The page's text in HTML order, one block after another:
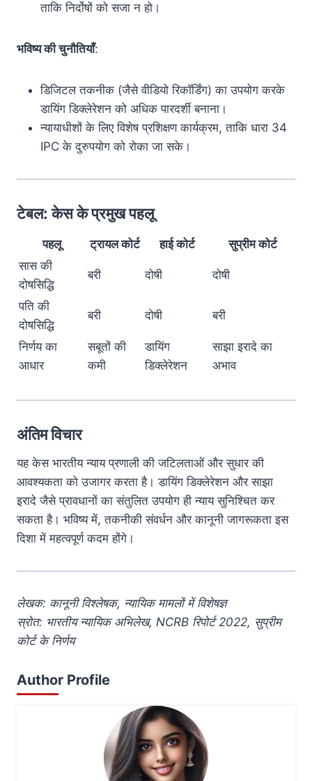
ताकि निर्दोषों को सजा न हो।
भविष्य की चुनौतियाँ:
डिजिटल तकनीक (जैसे वीडियो रिकॉर्डिंग) का उपयोग करके
डायिंग डिक्लेरेशन को अधिक पारदर्शी बनाना।
न्यायाधीशों के लिए विशेष प्रशिक्षण कार्यक्रम, ताकि धारा 34
IPC के दुरुपयोग को रोका जा सके।
टेबल: केस के प्रमुख पहलू
पहलू ट्रायल कोर्ट हाई कोर्ट
सुप्रीम कोर्ट
सास की
दोषसिद्धि
बरी दोषी दोषी
पति की
दोषसिद्धि
बरी दोषी बरी
निर्णय का
आधार
सबूतों की
कमी
डायिंग
डिक्लेरेशन
साझा इरादे का
अभाव
अंतिम विचार
यह केस भारतीय न्याय प्रणाली की जटिलताओं और सुधार की
आवश्यकता को उजागर करता है। डायिंग डिक्लेरेशन और साझा
इरादे जैसे प्रावधानों का संतुलित उपयोग ही न्याय सुनिश्चित कर
सकता है। भविष्य में, तकनीकी संवर्धन और कानूनी जागरूकता इस
दिशा में महत्वपूर्ण कदम होंगे।
लेखक: कानूनी विश्लेषक, न्यायिक मामलों में विशेषज्ञ
स्रोत: भारतीय न्यायिक अभिलेख, NCRB रिपोर्ट 2022, सुप्रीम
कोर्ट के निर्णय
Author Profile